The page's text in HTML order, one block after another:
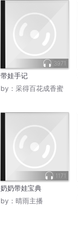
3971
带娃手记
by： 采得百花成香蜜
1171
奶奶带娃宝典
by： 晴雨主播